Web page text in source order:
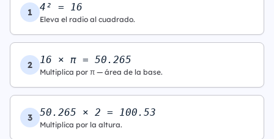
1 4² = 16
Eleva el radio al cuadrado.
2 16 × π = 50.265
Multiplica por π — área de la base.
3 50.265 × 2 = 100.53
Multiplica por la altura.